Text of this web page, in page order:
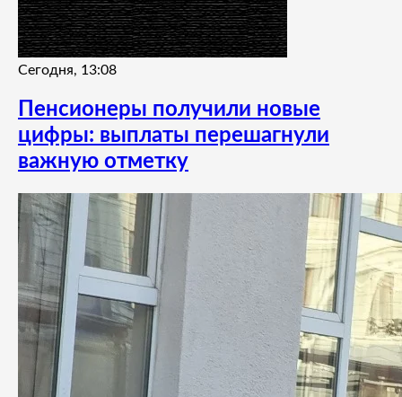
Сегодня, 13:08
Пенсионеры получили новые
цифры: выплаты перешагнули
важную отметку